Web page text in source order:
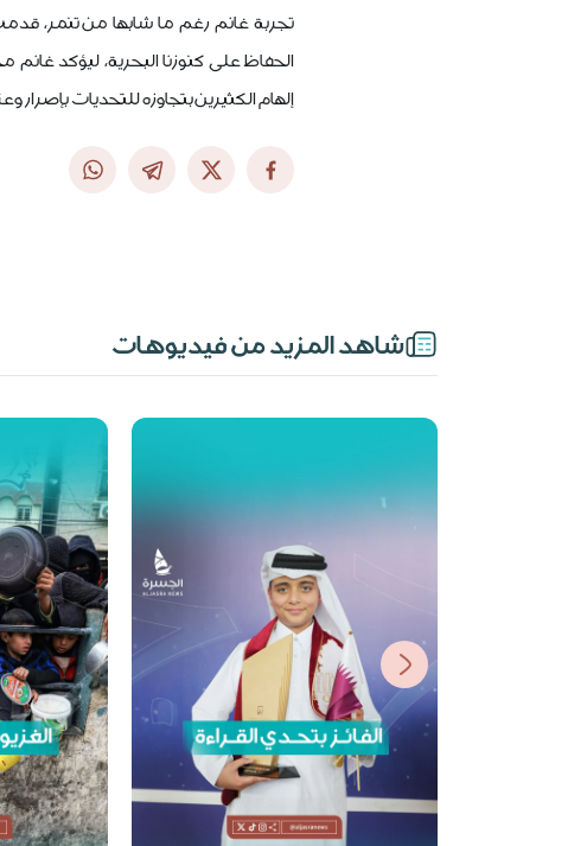
تجربة غانم رغم ما شابها من تنمر،
الحفاظ على كنوزنا البحرية، ليؤكد
إلهام الكثيرين بتجاوزه للتحديات بإصرار
شاهد المزيد من فيديوهات